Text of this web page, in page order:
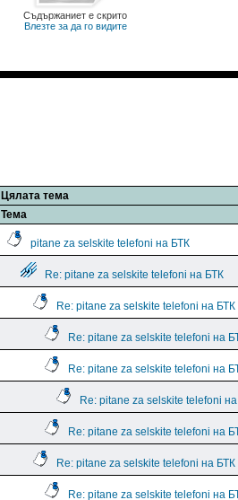
Съдържаниет е скрито
Влезте за да го видите
Цялата тема
Тема
pitane za selskite telefoni на БТК
Re: pitane za selskite telefoni на БТК
Re: pitane za selskite telefoni на БТК
Re: pitane za selskite telefoni на
Re: pitane za selskite telefoni на
Re: pitane za selskite telefoni
Re: pitane za selskite telefoni на
Re: pitane za selskite telefoni на БТК
Re: pitane za selskite telefoni на